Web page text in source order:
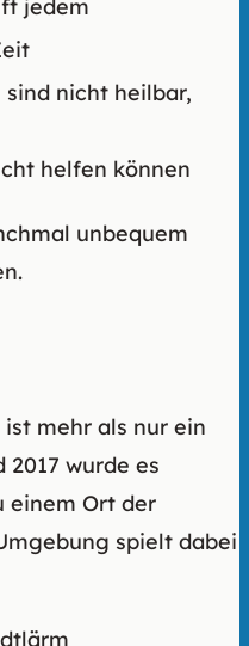
jedem
nicht heilbar,
helfen können
unbequem
ist mehr als nur ein
2017 wurde es
einem Ort der
spielt dabei